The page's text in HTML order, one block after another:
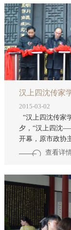
振武将军92岁
览内容丰富，形
品和摄影作品、
既有历史瞬间的
不仅能目睹将军
汉上四沈传家
2015-03-02
夕，“汉上四沈
开幕，原市政协
局长，湖北省书
氏一门学兼书法
的书香之家。父
史研究馆馆员，
查看详